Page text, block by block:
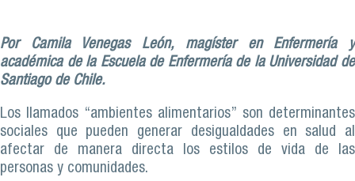
Por Camila Venegas León, magíster en Enfermería y
académica de la Escuela de Enfermería de la Universidad de
Santiago de Chile.
Los llamados “ambientes alimentarios” son determinantes
sociales que pueden generar desigualdades en salud al
afectar de manera directa los estilos de vida de las
personas y comunidades.